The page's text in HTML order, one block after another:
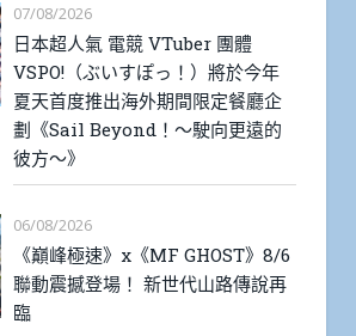
07/08/2026
日本超人氣 電競 VTuber 團體
VSPO!（ぶいすぽっ！）將於今年
夏天首度推出海外期間限定餐廳企
劃《Sail Beyond！～駛向更遠的
彼方～》
06/08/2026
《巔峰極速》x《MF GHOST》8/6
聯動震撼登場！ 新世代山路傳說再
臨